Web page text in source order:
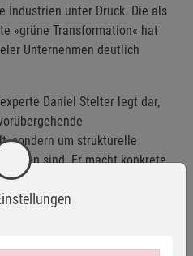
Industrien unter Druck. Die als
»grüne Transformation« hat
Unternehmen deutlich
Daniel Stelter legt dar,
sondern um strukturelle
sind. Er macht konkrete
schaffen können:
Prioritätensetzung und die